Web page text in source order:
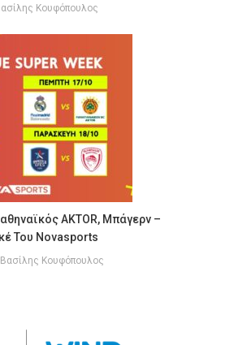
Κουφόπουλος
AKTOR, Μπάγερν –
Του Novasports
Βασίλης Κουφόπουλος